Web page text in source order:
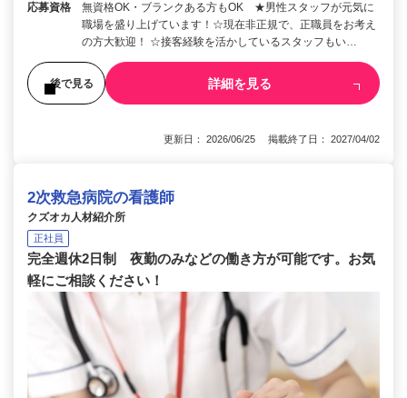
応募資格
無資格OK・ブランクある方もOK ★男性スタッフが元気に
職場を盛り上げています！☆現在非正規で、正職員をお考え
の方大歓迎！ ☆接客経験を活かしているスタッフもい…
後で見る 詳細を見る
更新日： 2026/06/25 掲載終了日： 2027/04/02
2次救急病院の看護師
クズオカ人材紹介所
正社員
完全週休2日制 夜勤のみなどの働き方が可能です。お気
軽にご相談ください！